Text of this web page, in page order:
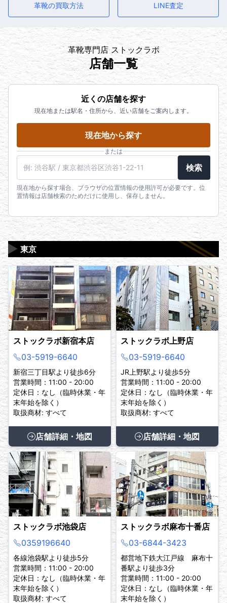
革靴の買取方法 LINE査定
革靴専門店 ストックラボ
店舗一覧
近くの店舗を探す
現在地または駅名・住所から、近い店舗をご案内します。
現在地から探す
または
検索
現在地から探す場合、ブラウザの位置情報の使用許可が必要です。位
置情報は店舗検索のためだけに使用し、保存しません。
東京
▶
ストックラボ新宿本店
03-5919-6640
新宿三丁目駅より徒歩6分
営業時間：11:00 - 20:00
定休日：なし（臨時休業・年
末年始を除く）
取扱商材: すべて
店舗詳細・地図
ストックラボ上野店
03-5919-6640
JR上野駅より徒歩5分
営業時間：11:00 - 20:00
定休日：なし（臨時休業・年
末年始を除く）
取扱商材: すべて
店舗詳細・地図
ストックラボ池袋店
0359196640
各線池袋駅より徒歩5分
営業時間：11:00 - 20:00
定休日：なし（臨時休業・年
末年始を除く）
取扱商材: すべて
ストックラボ麻布十番店
03-6844-3423
都営地下鉄大江戸線 麻布十
番駅より徒歩3分
営業時間：11:00 - 20:00
定休日：なし（臨時休業・年
末年始を除く）